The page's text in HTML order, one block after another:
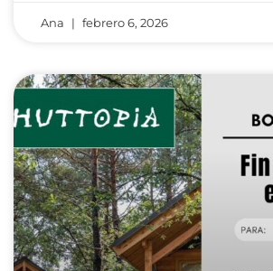
Ana febrero 6, 2026